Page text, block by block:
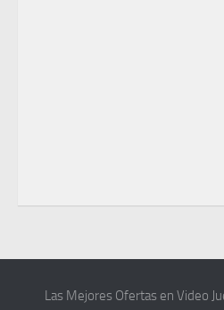
Las Mejores Ofertas en Video